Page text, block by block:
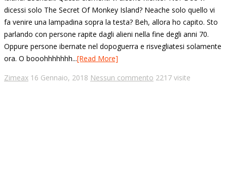
dicessi solo The Secret Of Monkey Island? Neache solo quello vi
fa venire una lampadina sopra la testa? Beh, allora ho capito. Sto
parlando con persone rapite dagli alieni nella fine degli anni 70.
Oppure persone ibernate nel dopoguerra e risvegliatesi solamente
ora. O booohhhhhhh...[Read More]
Zimeax 16 Gennaio, 2018 Nessun commento 2217 visite